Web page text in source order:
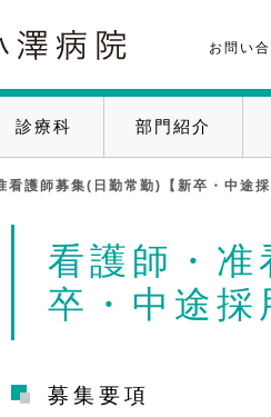
お問い
診療科 部門紹介
看護師募集(日勤常勤)【新卒・中途採
看護師・
卒・中途採
募集要項